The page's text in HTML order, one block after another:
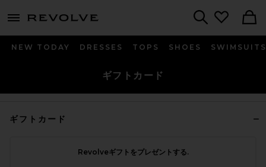
menu - shows more content
NEW TODAY DRESSES TOPS SHOES SWIMSUITS
ギフトカード
ギフトカード
Revolveギフトをプレゼントする.